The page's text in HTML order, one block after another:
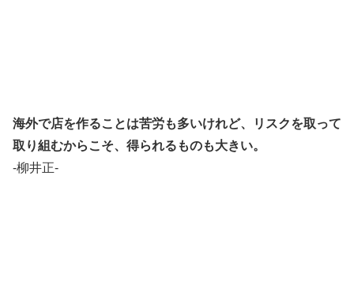
海外で店を作ることは苦労も多いけれど、リスクを取って
取り組むからこそ、得られるものも大きい。
-柳井正-